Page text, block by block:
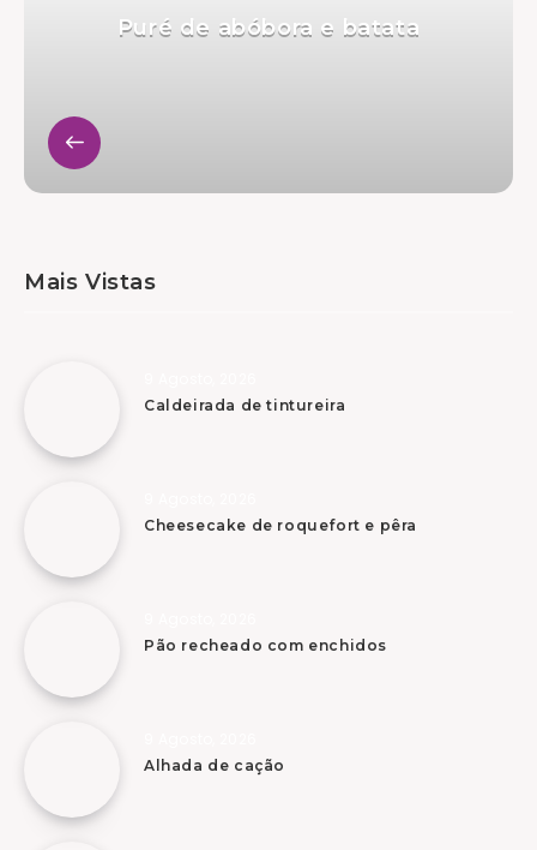
Puré de abóbora e batata
Mais Vistas
Caldeirada de tintureira
Cheesecake de roquefort e pêra
Pão recheado com enchidos
Alhada de cação